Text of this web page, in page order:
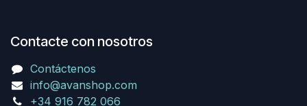
Contacte con nosotros
Contáctenos
info@avanshop.com
+34 916 782 066